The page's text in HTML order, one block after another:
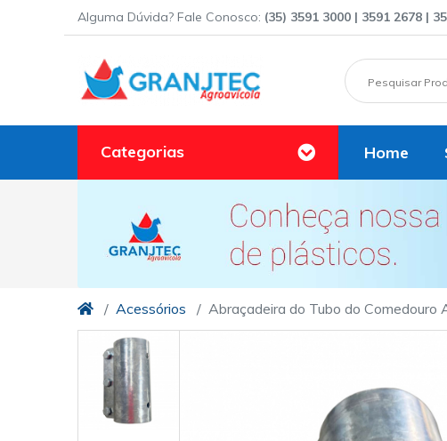
Alguma Dúvida? Fale Conosco: (35) 3591 3000 | 3591 2678 |
Categorias Home
Acessórios Abraçadeira do Tubo do Comedouro